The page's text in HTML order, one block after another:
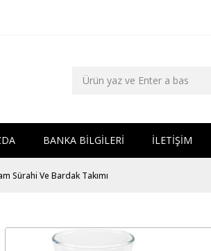
BANKA BİLGİLERİ İLETİŞİM
Sürahi Ve Bardak Takımı